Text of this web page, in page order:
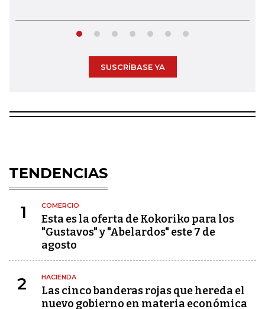
SUSCRÍBASE YA
TENDENCIAS
1 COMERCIO
Esta es la oferta de Kokoriko para los
"Gustavos" y "Abelardos" este 7 de
agosto
2 HACIENDA
Las cinco banderas rojas que hereda el
nuevo gobierno en materia económica